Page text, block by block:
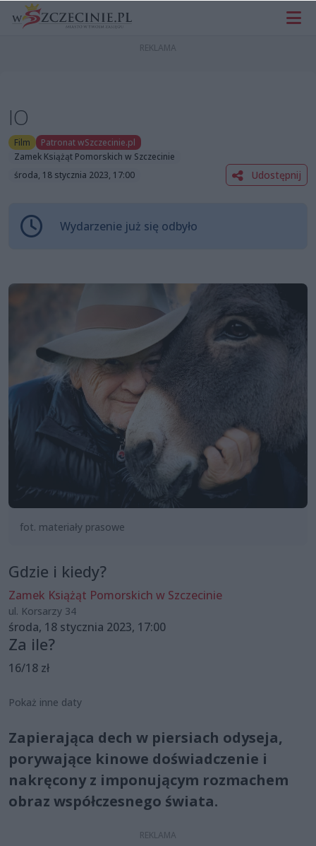
IO
Film
Patronat wSzczecinie.pl
Zamek Książąt Pomorskich w Szczecinie
środa, 18 stycznia 2023, 17:00
Udostępnij
Wydarzenie już się odbyło
fot. materiały prasowe
Gdzie i kiedy?
Zamek Książąt Pomorskich w Szczecinie
ul. Korsarzy 34
środa, 18 stycznia 2023, 17:00
Za ile?
16/18 zł
Pokaż inne daty
Zapierająca dech w piersiach odyseja,
porywające kinowe doświadczenie i
nakręcony z imponującym rozmachem
obraz współczesnego świata.